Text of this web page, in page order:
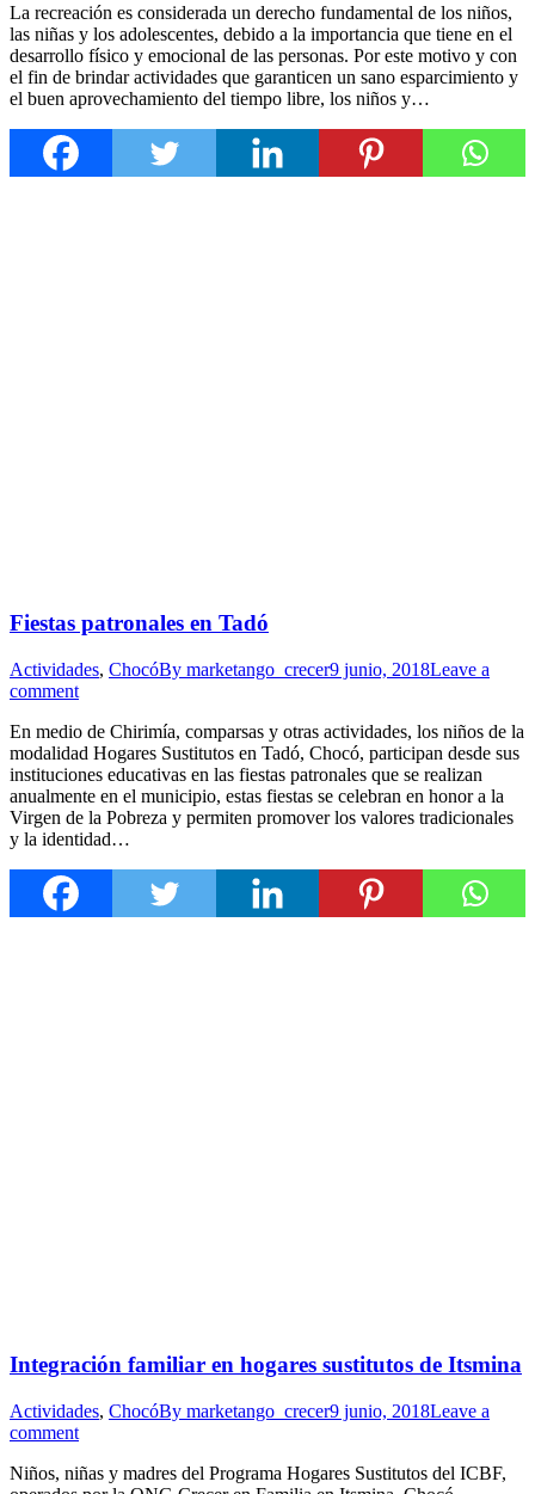
La recreación es considerada un derecho fundamental de los niños,
las niñas y los adolescentes, debido a la importancia que tiene en el
desarrollo físico y emocional de las personas. Por este motivo y con
el fin de brindar actividades que garanticen un sano esparcimiento y
el buen aprovechamiento del tiempo libre, los niños y…
Fiestas patronales en Tadó
Actividades, ChocóBy marketango_crecer9 junio, 2018Leave a
comment
En medio de Chirimía, comparsas y otras actividades, los niños de la
modalidad Hogares Sustitutos en Tadó, Chocó, participan desde sus
instituciones educativas en las fiestas patronales que se realizan
anualmente en el municipio, estas fiestas se celebran en honor a la
Virgen de la Pobreza y permiten promover los valores tradicionales
y la identidad…
Integración familiar en hogares sustitutos de Itsmina
Actividades, ChocóBy marketango_crecer9 junio, 2018Leave a
comment
Niños, niñas y madres del Programa Hogares Sustitutos del ICBF,